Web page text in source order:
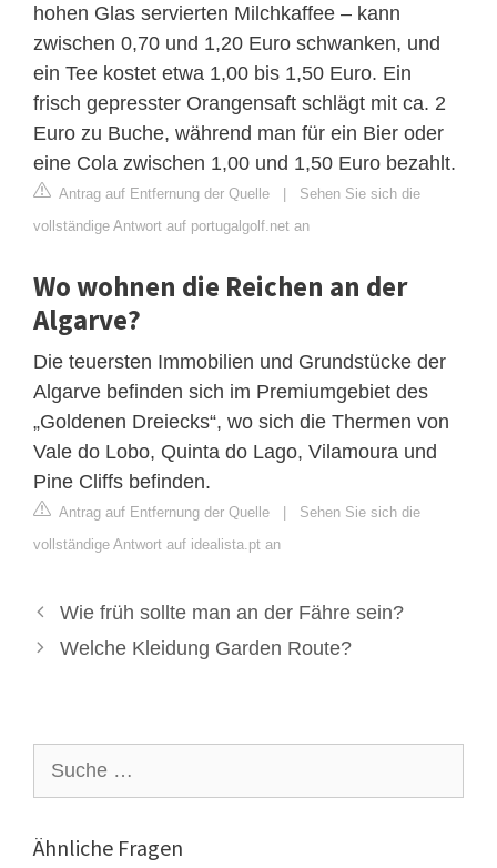
hohen Glas servierten Milchkaffee – kann
zwischen 0,70 und 1,20 Euro schwanken, und
ein Tee kostet etwa 1,00 bis 1,50 Euro. Ein
frisch gepresster Orangensaft schlägt mit ca. 2
Euro zu Buche, während man für ein Bier oder
eine Cola zwischen 1,00 und 1,50 Euro bezahlt.
Antrag auf Entfernung der Quelle | Sehen Sie sich die
vollständige Antwort auf portugalgolf.net an
Wo wohnen die Reichen an der
Algarve?
Die teuersten Immobilien und Grundstücke der
Algarve befinden sich im Premiumgebiet des
„Goldenen Dreiecks“, wo sich die Thermen von
Vale do Lobo, Quinta do Lago, Vilamoura und
Pine Cliffs befinden.
Antrag auf Entfernung der Quelle | Sehen Sie sich die
vollständige Antwort auf idealista.pt an
Wie früh sollte man an der Fähre sein?
Welche Kleidung Garden Route?
nach:
Ähnliche Fragen